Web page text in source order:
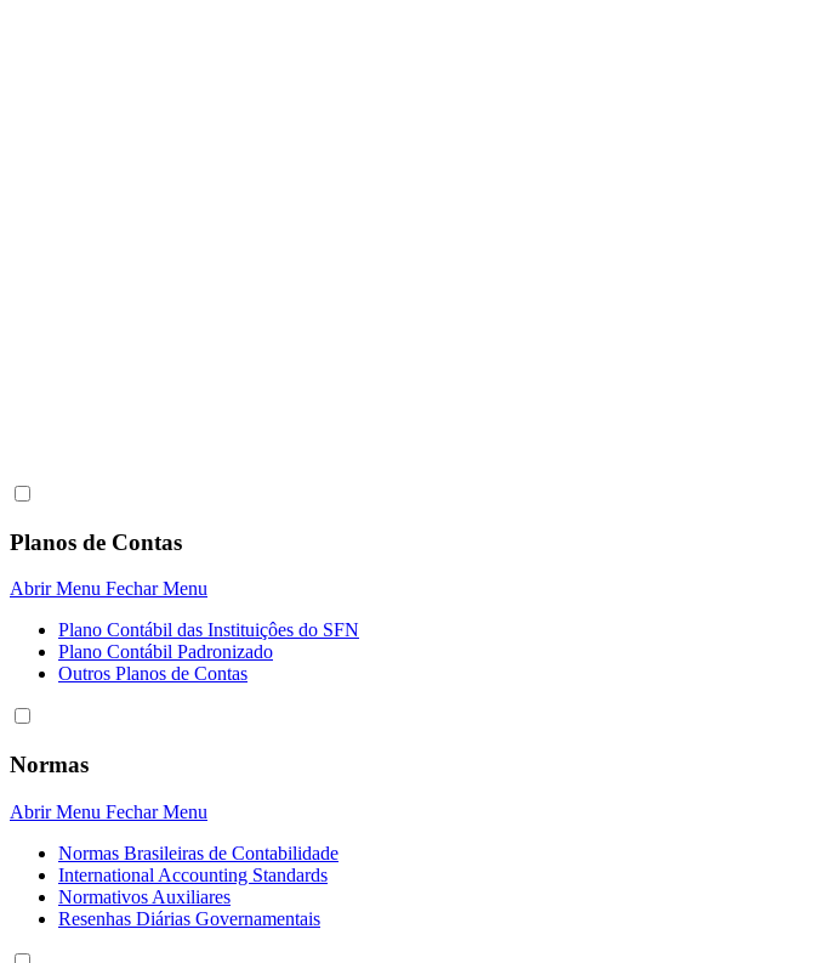
Planos de Contas
Abrir Menu Fechar Menu
Plano Contábil das Instituiçôes do SFN
Plano Contábil Padronizado
Outros Planos de Contas
Normas
Abrir Menu Fechar Menu
Normas Brasileiras de Contabilidade
International Accounting Standards
Normativos Auxiliares
Resenhas Diárias Governamentais